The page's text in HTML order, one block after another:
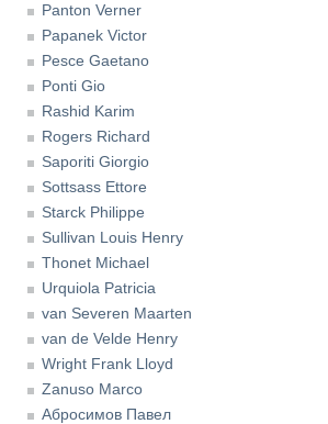
Panton Verner
Papanek Victor
Pesce Gaetano
Ponti Gio
Rashid Karim
Rogers Richard
Saporiti Giorgio
Sottsass Ettore
Starck Philippe
Sullivan Louis Henry
Thonet Michael
Urquiola Patricia
van Severen Maarten
van de Velde Henry
Wright Frank Lloyd
Zanuso Marco
Абросимов Павел